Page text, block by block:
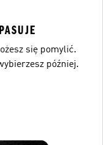
się pomylić.
później.